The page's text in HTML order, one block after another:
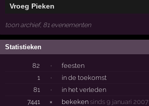
Vroeg Pieken
toon archief, 81 evenementen
Statistieken
82 ·
feesten
1
·
in de toekomst
81
·
in het verleden
7441
× bekeken sinds 9 januari 2007